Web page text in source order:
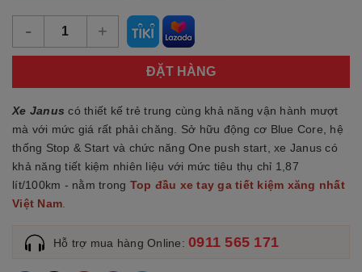
- +
ĐẶT HÀNG
Xe Janus có thiết kế trẻ trung cùng khả năng vận hành mượt
mà với mức giá rất phải chăng. Sở hữu động cơ Blue Core, hệ
thống Stop & Start và chức năng One push start, xe Janus có
khả năng tiết kiệm nhiên liệu với mức tiêu thụ chỉ 1,87
lít/100km - nằm trong Top đầu xe tay ga tiết kiệm xăng nhất
Việt Nam
Hỗ trợ mua hàng Online: 0911 565 171